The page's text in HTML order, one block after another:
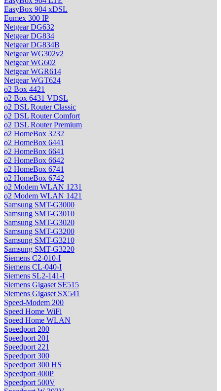
EasyBox 904 xDSL
Eumex 300 IP
Netgear DG632
Netgear DG834
Netgear DG834B
Netgear WG302v2
Netgear WG602
Netgear WGR614
Netgear WGT624
o2 Box 4421
o2 Box 6431 VDSL
o2 DSL Router Classic
o2 DSL Router Comfort
o2 DSL Router Premium
o2 HomeBox 3232
o2 HomeBox 6441
o2 HomeBox 6641
o2 HomeBox 6642
o2 HomeBox 6741
o2 HomeBox 6742
o2 Modem WLAN 1231
o2 Modem WLAN 1421
Samsung SMT-G3000
Samsung SMT-G3010
Samsung SMT-G3020
Samsung SMT-G3200
Samsung SMT-G3210
Samsung SMT-G3220
Siemens C2-010-I
Siemens CL-040-I
Siemens SL2-141-I
Siemens Gigaset SE515
Siemens Gigaset SX541
Speed-Modem 200
Speed Home WiFi
Speed Home WLAN
Speedport 200
Speedport 201
Speedport 221
Speedport 300
Speedport 300 HS
Speedport 400P
Speedport 500V